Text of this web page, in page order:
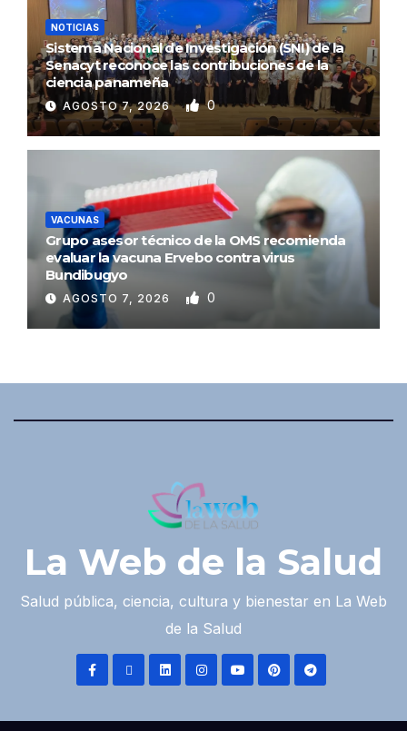
NOTICIAS
Sistema Nacional de Investigación (SNI) de la
Senacyt reconoce las contribuciones de la
ciencia panameña
AGOSTO 7, 2026 0
VACUNAS
Grupo asesor técnico de la OMS recomienda
evaluar la vacuna Ervebo contra virus
Bundibugyo
AGOSTO 7, 2026 0
La Web de la Salud
Salud pública, ciencia, cultura y bienestar en La Web
de la Salud